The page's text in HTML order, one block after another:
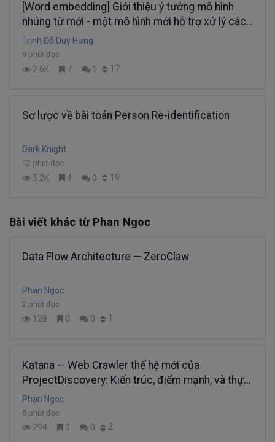
[Word embedding] Giới thiệu ý tưởng mô hình
nhúng từ mới - một mô hình mới hỗ trợ xử lý các
bài toán NLP với NodeJS
Trịnh Đỗ Duy Hưng
9 phút đọc
2.6K 7 1 17
Sơ lược về bài toán Person Re-identification
Dark Knight
12 phút đọc
5.2K 4 0 19
Bài viết khác từ Phan Ngoc
Data Flow Architecture — ZeroClaw
Phan Ngoc
2 phút đọc
128 0 0 1
Katana — Web Crawler thế hệ mới của
ProjectDiscovery: Kiến trúc, điểm mạnh, và thực
chiến
Phan Ngoc
5 phút đọc
294 0 0 2